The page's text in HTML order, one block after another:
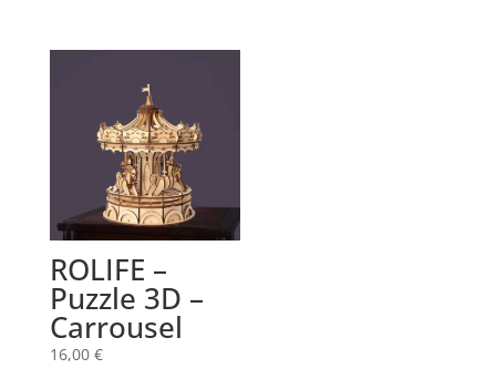
ROLIFE –
Puzzle 3D –
Carrousel
16,00 €